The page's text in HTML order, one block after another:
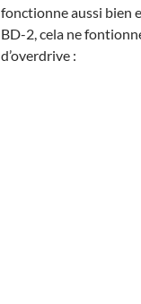
fonctionne aussi bien
BD-2, cela ne
d’overdrive :